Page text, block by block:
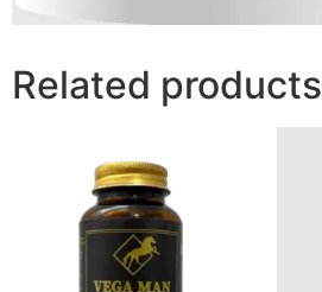
Related products